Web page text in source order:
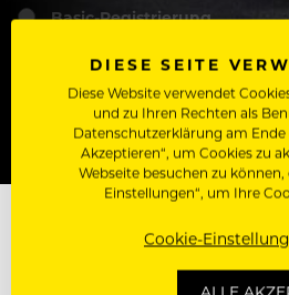
Basic-Registrierung
Mit der Basic-Registrierung
Bewerber, nutzen.
DIESE SEITE
Diese Website verwendet
und zu Ihren Rechten als
Datenschutzerklärung am Ende
Akzeptieren“, um Cookies zu
Webseite besuchen zu können,
Einstellungen“, um Ihre
Cookie-